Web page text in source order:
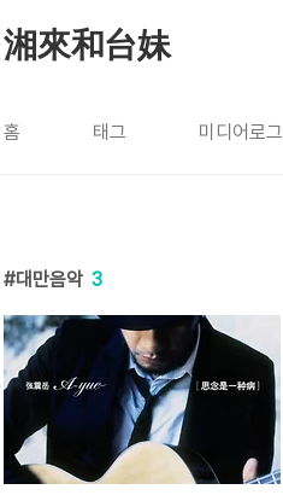
湘來和台妹
홈 태그 미디어로그
대만음악 3